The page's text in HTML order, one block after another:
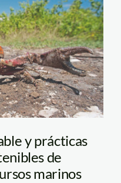
y prácticas
de
marinos